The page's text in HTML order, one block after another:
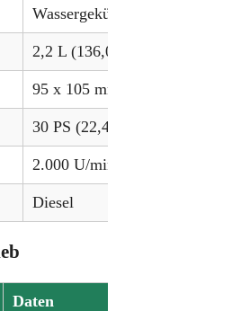
Wassergekühlt
2,2 L (136,07 in³)
95 x 105 mm (3.74 x 4.13 in)
30 PS (22,4 kW)
2.000 U/min
Diesel
Daten